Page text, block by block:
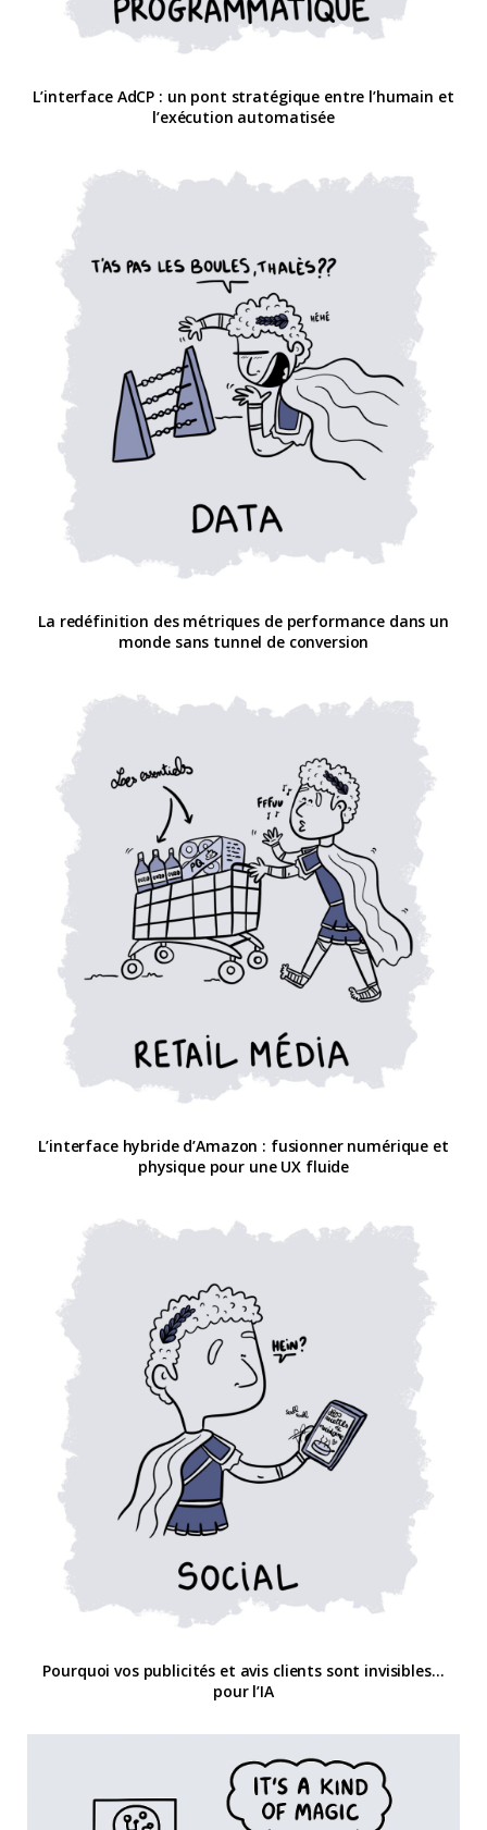
L’interface AdCP : un pont stratégique entre l’humain et
l’exécution automatisée
La redéfinition des métriques de performance dans un
monde sans tunnel de conversion
L’interface hybride d’Amazon : fusionner numérique et
physique pour une UX fluide
Pourquoi vos publicités et avis clients sont invisibles…
pour l’IA